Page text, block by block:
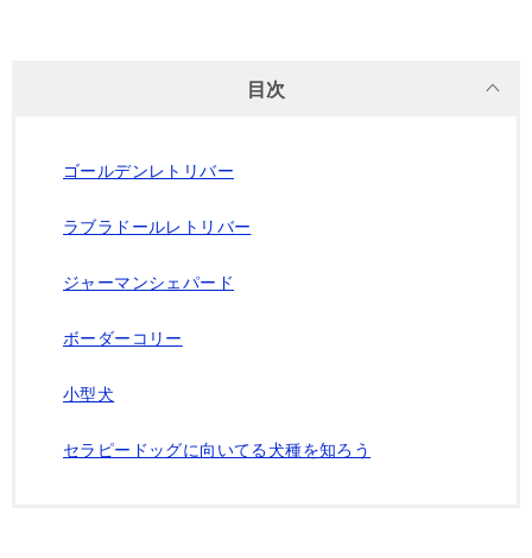
目次
ゴールデンレトリバー
ラブラドールレトリバー
ジャーマンシェパード
ボーダーコリー
小型犬
セラピードッグに向いてる犬種を知ろう